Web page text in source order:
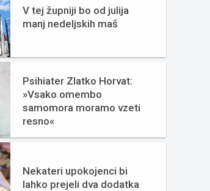
V tej župniji bo od julija
manj nedeljskih maš
Psihiater Zlatko Horvat:
»Vsako omembo
samomora moramo vzeti
resno«
Nekateri upokojenci bi
lahko prejeli dva dodatka